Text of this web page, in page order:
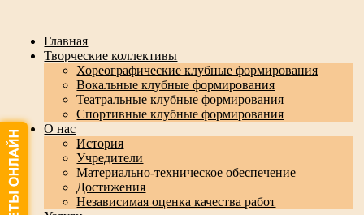
Главная
Творческие коллективы
Хореографические клубные формирования
Вокальные клубные формирования
Театральные клубные формирования
Спортивные клубные формирования
О нас
История
Учредители
Материально-техническое обеспечение
Достижения
Независимая оценка качества работ